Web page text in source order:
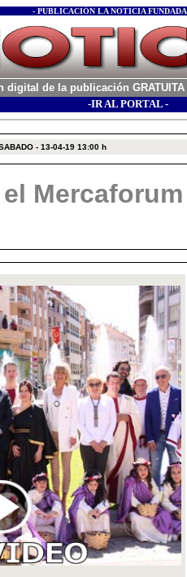
- PUBLICACIÓN LA NOTICIA FUNDADA
digital de la publicación
-IR AL PORTAL -
- 13-04-19 13:00 h
Mercaforum